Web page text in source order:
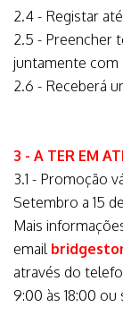
2.4 - Registar
2.5 - Preencher
juntamente com
2.6 - Receberá
3 - A TER EM
3.1 - Promoção
Setembro a 15
Mais
email
através do
9:00 às 18:00 ou